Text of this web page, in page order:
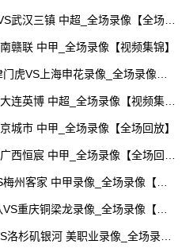
武汉三镇 中超_全场录像【全场回
赣联 中甲_全场录像【视频集锦】
虎VS上海申花录像_全场录像
连英博 中超_全场录像【视频集
城市 中甲_全场录像【全场回放】
西恒宸 中甲_全场录像【全场回
州客家 中甲录像_全场录像【视
重庆铜梁龙录像_全场录像【全
杉矶银河 美职业录像_全场录像